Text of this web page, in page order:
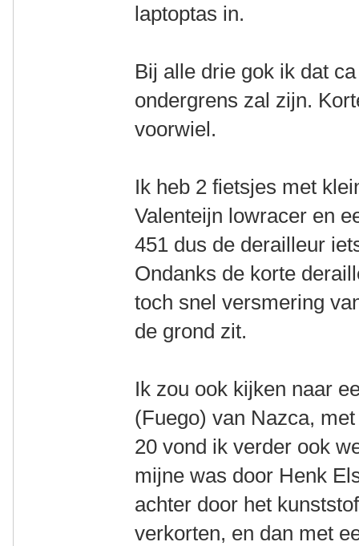
laptoptas in.
Bij alle drie gok ik dat
ondergrens zal zijn.
voorwiel.
Ik heb 2 fietsjes met
Valenteijn lowracer en
451 dus de derailleur
Ondanks de korte
toch snel versmering
de grond zit.
Ik zou ook kijken naar
(Fuego) van Nazca,
20 vond ik verder ook
mijne was door Henk
achter door het
verkorten, en dan met